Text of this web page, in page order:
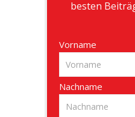
besten
Vorname
Nachname